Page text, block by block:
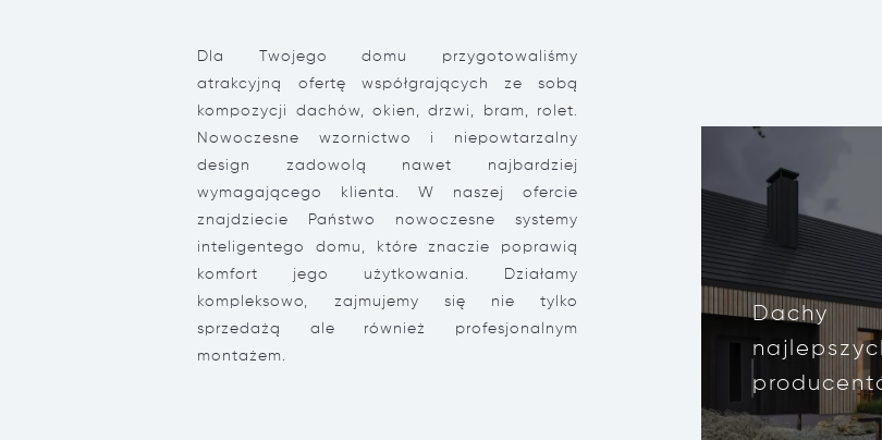
Dla Twojego domu przygotowaliśmy
atrakcyjną ofertę współgrających ze sobą
kompozycji dachów, okien, drzwi, bram, rolet.
Nowoczesne wzornictwo i niepowtarzalny
design zadowolą nawet najbardziej
wymagającego klienta. W naszej ofercie
znajdziecie Państwo nowoczesne systemy
inteligentego domu, które znaczie poprawią
komfort jego użytkowania. Działamy
kompleksowo, zajmujemy się nie tylko
sprzedażą ale również profesjonalnym
montażem.
Dachy